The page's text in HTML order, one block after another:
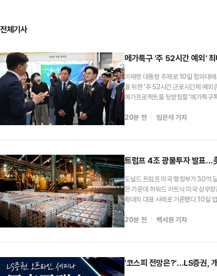
전체기사
메가특구 '주 52시간 예외'
이재명 대통령 주재로 10일 청와대
을 위한 '주 52시간 근로시간제 예외
메가프로젝트를 뒷받침할 '메가특구
따르면 정부가 메가특구특별법 초
20분 전 임은석 기자
트럼프 4조 광물투자 발표…
도널드 트럼프 미국 행정부가 30억
은 가운데 하워드 러트닉 미국 상무
확대의 대표 사례로 거론했다.10일
실라 나노테크놀로지스에 차세대
20분 전 백서원 기자
'코스피 전망은?'…LS증권,